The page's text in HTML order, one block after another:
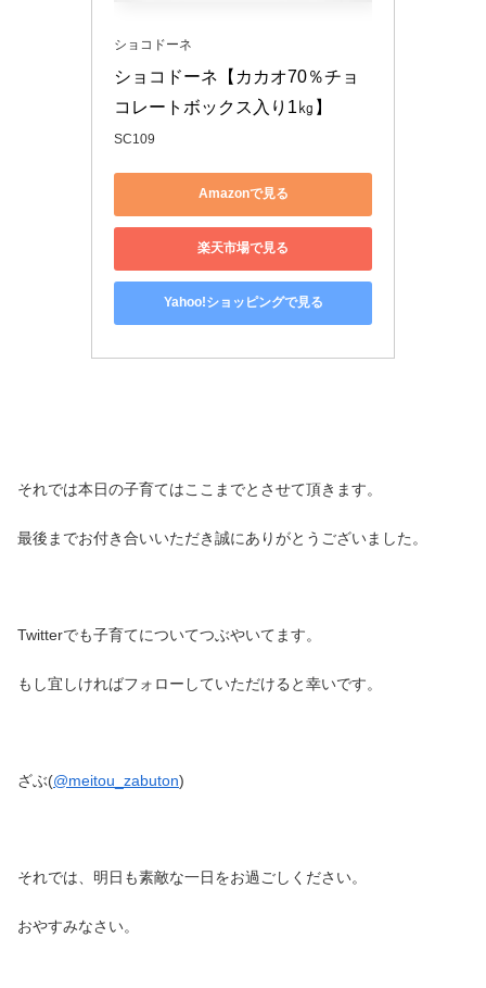
ショコドーネ
ショコドーネ【カカオ70％チョ
コレートボックス入り1㎏】
SC109
Amazonで見る
楽天市場で見る
Yahoo!ショッピングで見る
それでは本日の子育てはここまでとさせて頂きます。
最後までお付き合いいただき誠にありがとうございました。
Twitterでも子育てについてつぶやいてます。
もし宜しければフォローしていただけると幸いです。
ざぶ(@meitou_zabuton)
それでは、明日も素敵な一日をお過ごしください。
おやすみなさい。